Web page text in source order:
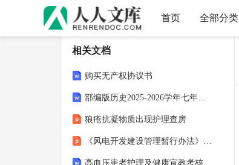
首页 全部分类
相关文档
购买无产权协议书
部编版历史2025-2026学年七年级下学期期末调研卷（八）（含答案）
狼疮抗凝物质出现护理查房
《风电开发建设管理暂行办法》培训课件
高血压患者护理及健康宣教考核试题及答案解析